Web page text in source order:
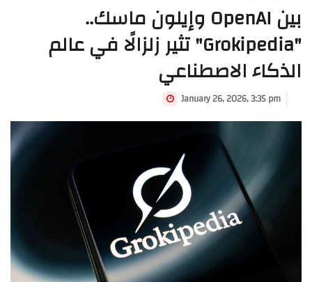
بين OpenAI وإيلون ماسك..
"Grokipedia" تثير زلزالًا في عالم
الذكاء الاصطناعي
January 26, 2026, 3:35 pm